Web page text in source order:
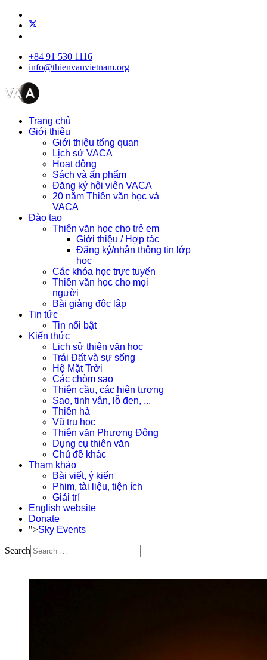
+84 91 530 1116
info@thienvanvietnam.org
Trang chủ
Giới thiệu
Giới thiệu tổng quan
Lịch sử VACA
Hoạt động
Sách và ấn phẩm
Đăng ký hội viên VACA
20 năm Thiên văn học và
VACA
Đào tạo
Thiên văn học cho trẻ em
Giới thiệu / Hợp tác
Đăng ký/nhận thông tin lớp
học
Các khóa học trực tuyến
Thiên văn học cho mọi
người
Bài giảng độc lập
Tin tức
Tin nổi bật
Kiến thức
Lịch sử thiên văn học
Trái Đất và sự sống
Hệ Mặt Trời
Các chòm sao
Thiên cầu, các hiện tượng
Sao, tinh vân, lỗ đen, ...
Thiên hà
Vũ trụ học
Thiên văn Phương Đông
Dụng cụ thiên văn
Chủ đề khác
Tham khảo
Bài viết, ý kiến
Phim, tài liệu, tiện ích
Giải trí
English website
Donate
">Sky Events
Search